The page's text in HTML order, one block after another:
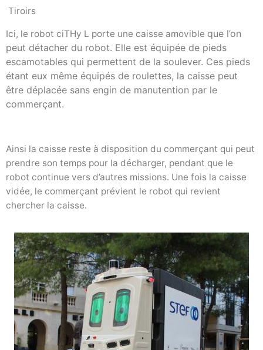
Tiroirs
Ici, le robot ciTHy L porte une caisse amovible que l’on
peut détacher du robot. Elle est équipée de pieds
escamotables qui permettent de la soulever. Ces pieds
étant eux même équipés de roulettes, la caisse peut
être déplacée sans engin de manutention par le
commerçant.
Ainsi la caisse reste à disposition du commerçant qui peut
prendre son temps pour la décharger, pendant que le
robot continue vers d’autres missions. Une fois la caisse
vidée, le commerçant prévient le robot qui revient
chercher la caisse.